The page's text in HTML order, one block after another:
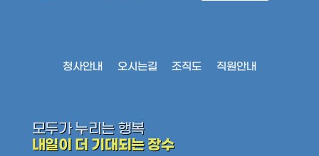
청사안내 오시는길 조직도 직원안내
모두가 누리는 행복
내일이 더 기대되는 장수